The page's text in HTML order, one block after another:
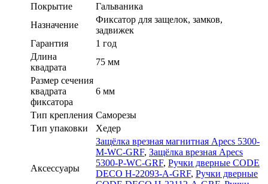
Покрытие
Гальваника
Назначение
Фиксатор для защелок, замков,
задвижек
Гарантия
1 год
Длина
квадрата
75 мм
Размер сечения
квадрата
фиксатора
6 мм
Тип крепления Саморезы
Тип упаковки
Хедер
Аксессуары
Защёлка врезная магнитная Apecs 5300-
M-WC-GRF, Защёлка врезная Apecs
5300-P-WC-GRF, Ручки дверные CODE
DECO H-22093-A-GRF, Ручки дверные